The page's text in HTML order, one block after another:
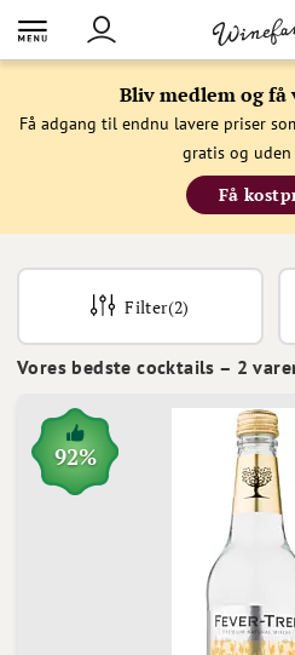
Bliv medlem og
Få adgang til endnu lavere priser
gratis og
Få
Vores bedste cocktails – 2
Filter(2)
92%